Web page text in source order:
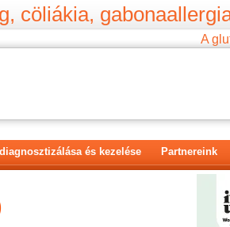
cöliákia,
A
és kezelése Partnereink